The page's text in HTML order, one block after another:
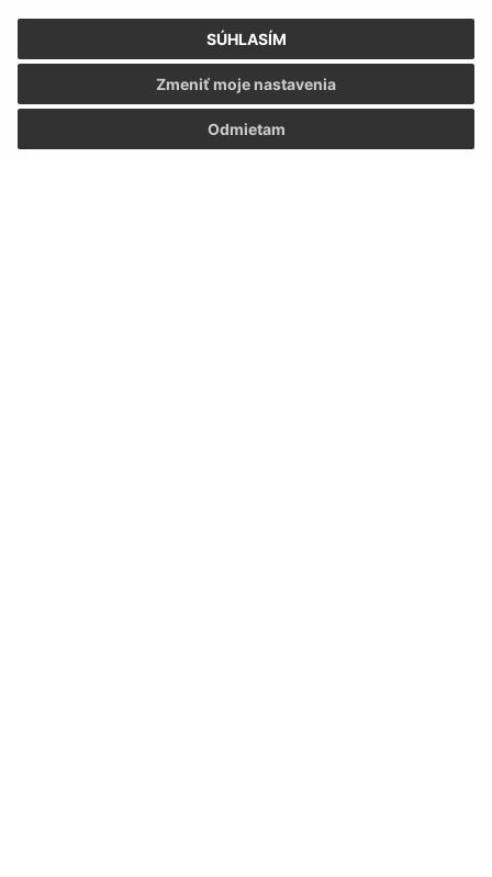
SÚHLASÍM
Odmietam
Zmeniť moje nastavenia